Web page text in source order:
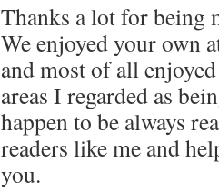
Thanks a lot for being
We enjoyed your own
and most of all
areas I regarded as
happen to be always
readers like me and
you.